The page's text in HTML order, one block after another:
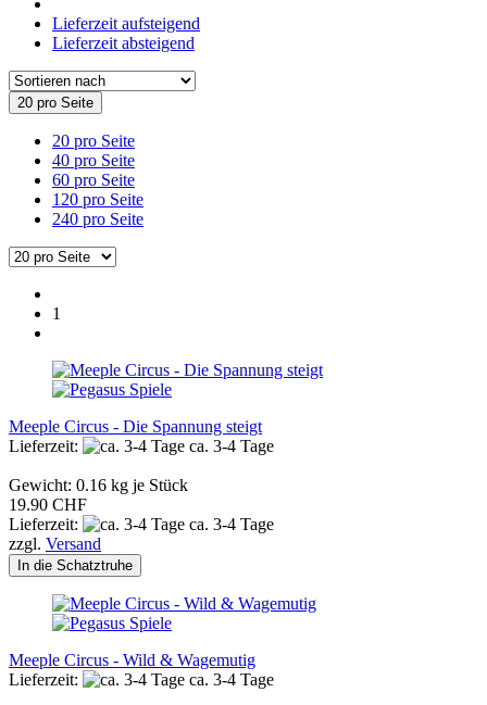
Lieferzeit aufsteigend
Lieferzeit absteigend
20 pro Seite
20 pro Seite
40 pro Seite
60 pro Seite
120 pro Seite
240 pro Seite
1
Meeple Circus - Die Spannung steigt
Lieferzeit:
ca. 3-4 Tage
Gewicht: 0.16 kg je Stück
19.90 CHF
Lieferzeit:
ca. 3-4 Tage
zzgl. Versand
In die Schatztruhe
Meeple Circus - Wild & Wagemutig
Lieferzeit:
ca. 3-4 Tage